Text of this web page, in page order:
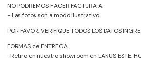
NO PODREMOS HACER FACTURA A.
- Las fotos son a modo ilustrativo.
POR FAVOR, VERIFIQUE TODOS LOS DATOS
FORMAS de ENTREGA
-Retiro en nuestro showroom en LANUS ESTE.